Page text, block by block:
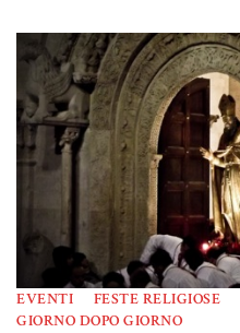
EVENTI FESTE RELIGIOSE
GIORNO DOPO GIORNO